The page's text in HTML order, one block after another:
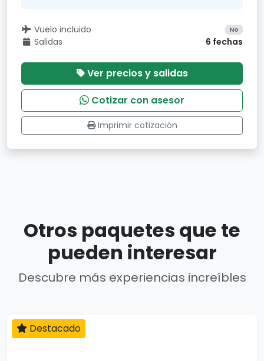
Vuelo incluido No
Salidas 6 fechas
Ver precios y salidas
Cotizar con asesor
Imprimir cotización
Otros paquetes que te
pueden interesar
Descubre más experiencias increíbles
Destacado